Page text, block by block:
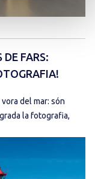
FARS:
del mar: són
la fotografia,